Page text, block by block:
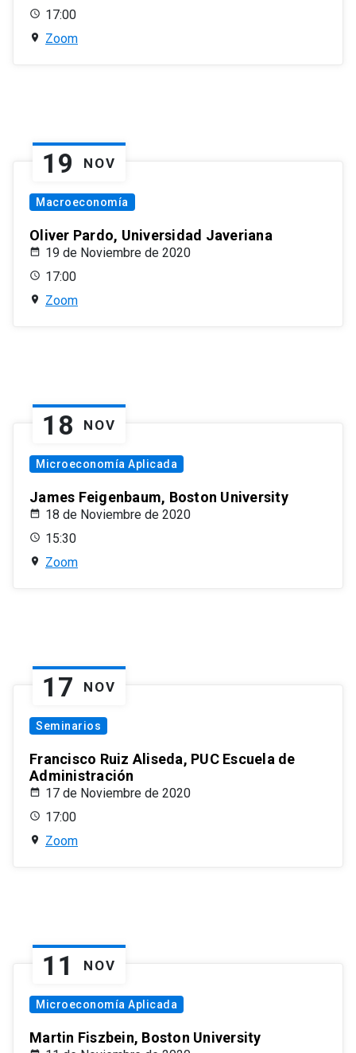
17:00
Zoom
19 NOV
Macroeconomía
Oliver Pardo, Universidad Javeriana
19 de Noviembre de 2020
17:00
Zoom
18 NOV
Microeconomía Aplicada
James Feigenbaum, Boston University
18 de Noviembre de 2020
15:30
Zoom
17 NOV
Seminarios
Francisco Ruiz Aliseda, PUC Escuela de
Administración
17 de Noviembre de 2020
17:00
Zoom
11 NOV
Microeconomía Aplicada
Martin Fiszbein, Boston University